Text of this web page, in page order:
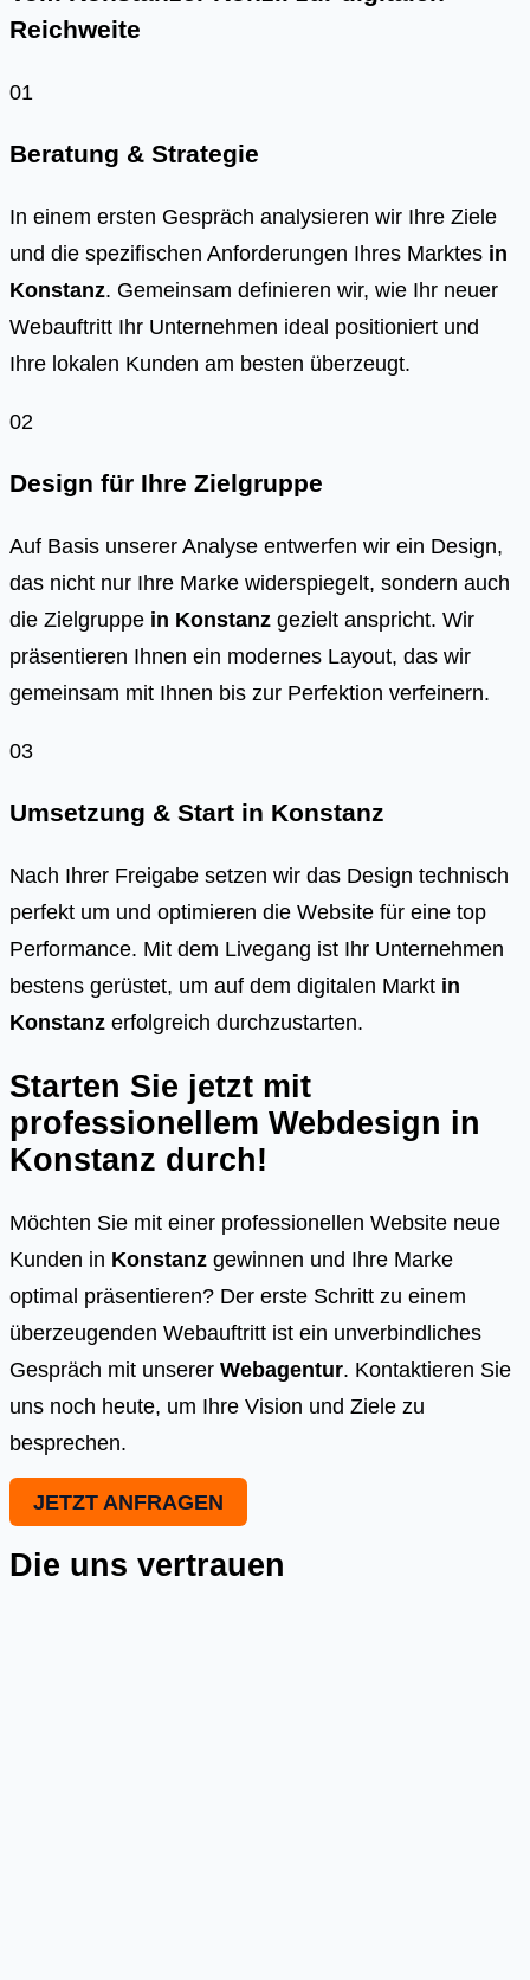
Reichweite
01
Beratung & Strategie
In einem ersten Gespräch analysieren wir Ihre Ziele
und die spezifischen Anforderungen Ihres Marktes in
Konstanz. Gemeinsam definieren wir, wie Ihr neuer
Webauftritt Ihr Unternehmen ideal positioniert und
Ihre lokalen Kunden am besten überzeugt.
02
Design für Ihre Zielgruppe
Auf Basis unserer Analyse entwerfen wir ein Design,
das nicht nur Ihre Marke widerspiegelt, sondern auch
die Zielgruppe in Konstanz gezielt anspricht. Wir
präsentieren Ihnen ein modernes Layout, das wir
gemeinsam mit Ihnen bis zur Perfektion verfeinern.
03
Umsetzung & Start in Konstanz
Nach Ihrer Freigabe setzen wir das Design technisch
perfekt um und optimieren die Website für eine top
Performance. Mit dem Livegang ist Ihr Unternehmen
bestens gerüstet, um auf dem digitalen Markt in
Konstanz erfolgreich durchzustarten.
Starten Sie jetzt mit
professionellem Webdesign in
Konstanz durch!
Möchten Sie mit einer professionellen Website neue
Kunden in Konstanz gewinnen und Ihre Marke
optimal präsentieren? Der erste Schritt zu einem
überzeugenden Webauftritt ist ein unverbindliches
Gespräch mit unserer Webagentur. Kontaktieren Sie
uns noch heute, um Ihre Vision und Ziele zu
besprechen.
JETZT ANFRAGEN
Die uns vertrauen